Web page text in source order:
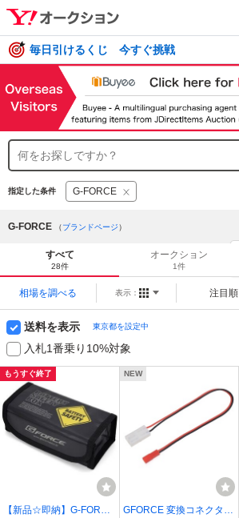
毎日引けるくじ 今すぐ挑戦
指定した条件 G-FORCE
G-FORCE （ブランドページ）
すべて
28件
オークション
1件
相場を調べる 表示： 注目順
送料を表示 東京都を設定中
入札1番乗り10%対象
もうすぐ終了
【新品☆即納】G-FORCE
NEW
GFORCE 変換コネクタ G